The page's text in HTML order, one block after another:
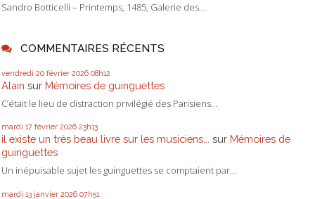
Sandro Botticelli – Printemps, 1485, Galerie des...
COMMENTAIRES RÉCENTS
vendredi 20 février 2026 08h12
Alain sur Mémoires de guinguettes
C’était le lieu de distraction privilégié des Parisiens...
mardi 17 février 2026 23h13
il existe un très beau livre sur les musiciens... sur Mémoires de
guinguettes
Un inépuisable sujet les guinguettes se comptaient par...
mardi 13 janvier 2026 07h51